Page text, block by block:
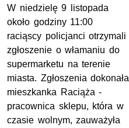
W niedzielę 9 listopada
około godziny 11:00
raciąscy policjanci otrzymali
zgłoszenie o włamaniu do
supermarketu na terenie
miasta. Zgłoszenia dokonała
mieszkanka Raciąża -
pracownica sklepu, która w
czasie wolnym, zauważyła